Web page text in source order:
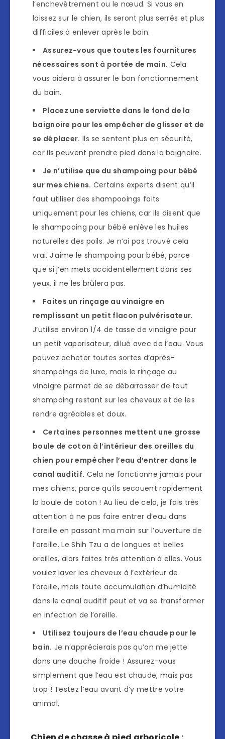
l’enchevêtrement ou le nœud. Si vous en
laissez sur le chien, ils seront plus serrés et plus
difficiles à enlever après le bain.
Assurez-vous que toutes les fournitures
nécessaires sont à portée de main. Cela
vous aidera à assurer le bon fonctionnement
du bain.
Placez une serviette dans le fond de la
baignoire pour les empêcher de glisser et de
se déplacer. Ils se sentent plus en sécurité,
car ils peuvent prendre pied dans la baignoire.
Je n’utilise que du shampoing pour bébé
sur mes chiens. Certains experts disent qu’il
faut utiliser des shampooings faits
uniquement pour les chiens, car ils disent que
le shampooing pour bébé enlève les huiles
naturelles des poils. Je n’ai pas trouvé cela
vrai. J’aime le shampoing pour bébé, parce
que si j’en mets accidentellement dans ses
yeux, il ne les brûlera pas.
Faites un rinçage au vinaigre en
remplissant un petit flacon pulvérisateur.
J’utilise environ 1/4 de tasse de vinaigre pour
un petit vaporisateur, dilué avec de l’eau. Vous
pouvez acheter toutes sortes d’après-
shampoings de luxe, mais le rinçage au
vinaigre permet de se débarrasser de tout
shampoing restant sur les cheveux et de les
rendre agréables et doux.
Certaines personnes mettent une grosse
boule de coton à l’intérieur des oreilles du
chien pour empêcher l’eau d’entrer dans le
canal auditif. Cela ne fonctionne jamais pour
mes chiens, parce qu’ils secouent rapidement
la boule de coton ! Au lieu de cela, je fais très
attention à ne pas faire entrer d’eau dans
l’oreille en passant ma main sur l’ouverture de
l’oreille. Le Shih Tzu a de longues et belles
oreilles, alors faites très attention à elles. Vous
voulez laver les cheveux à l’extérieur de
l’oreille, mais toute accumulation d’humidité
dans le canal auditif peut et va se transformer
en infection de l’oreille.
Utilisez toujours de l’eau chaude pour le
bain. Je n’apprécierais pas qu’on me jette
dans une douche froide ! Assurez-vous
simplement que l’eau est chaude, mais pas
trop ! Testez l’eau avant d’y mettre votre
animal.